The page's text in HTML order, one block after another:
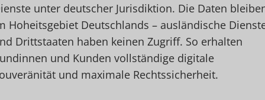
unter deutscher Jurisdiktion. Die Daten
Hoheitsgebiet Deutschlands – ausländische
Drittstaaten haben keinen Zugriff. So erhalten
und Kunden vollständige digitale
und maximale Rechtssicherheit.